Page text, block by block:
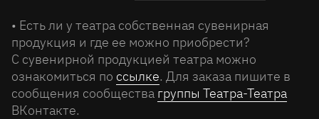
• Есть ли у театра собственная сувенирная
продукция и где ее можно приобрести?
С сувенирной продукцией театра можно
ознакомиться по ссылке. Для заказа пишите в
сообщения сообщества группы Театра-Театра
ВКонтакте.